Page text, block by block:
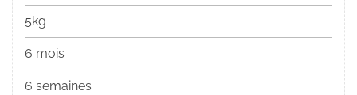
5kg
6 mois
6 semaines